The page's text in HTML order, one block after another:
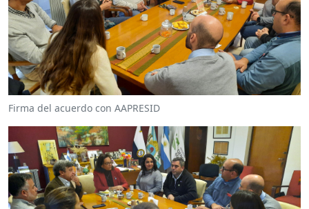
Firma del acuerdo con AAPRESID